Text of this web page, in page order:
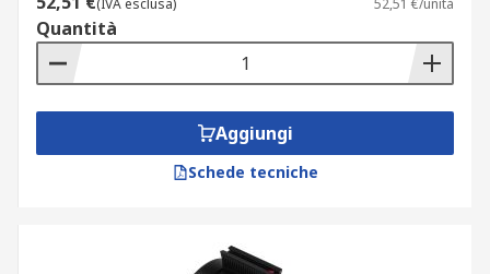
colore barriera, colore nastro, materiale e
contenuto kit in pochi click. Per integrare la
sicurezza stradale orizzontale, abbina le tue
ideali per ridurre la velocità nei parcheggi e nelle
corsie di accesso.
applicazioni sul campo
(IVA esclusa) 52,51 €/unità
Quantità
Aggiungi
Schede tecniche